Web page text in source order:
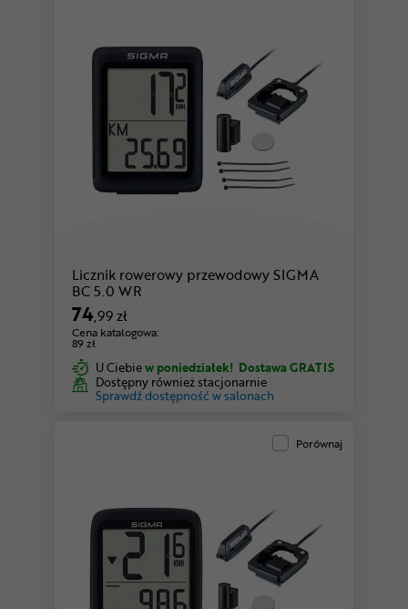
Licznik rowerowy przewodowy SIGMA
BC 5.0 WR
74,99 zł
Cena katalogowa:
89 zł
U Ciebiew poniedziałek! Dostawa GRATIS
Dostępny również stacjonarnie
Sprawdź dostępność w salonach
Porównaj